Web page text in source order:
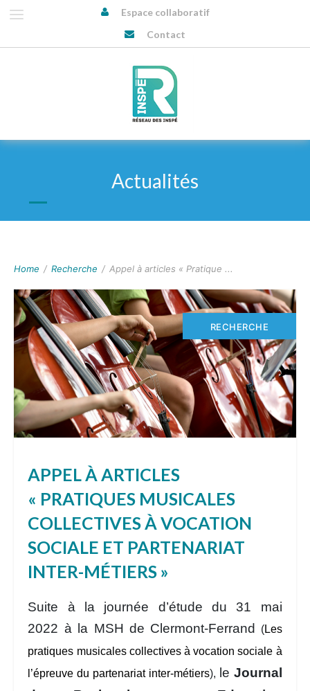
Espace collaboratif
Contact
Actualités
Home / Recherche / Appel à articles « Pratique ...
RECHERCHE
APPEL À ARTICLES
« PRATIQUES MUSICALES
COLLECTIVES À VOCATION
SOCIALE ET PARTENARIAT
INTER-MÉTIERS »
Suite à la journée d’étude du31 mai
2022 à la MSH de Clermont-Ferrand (Les
pratiques musicales collectives à vocation sociale à
l’épreuve du partenariat inter-métiers), le Journal